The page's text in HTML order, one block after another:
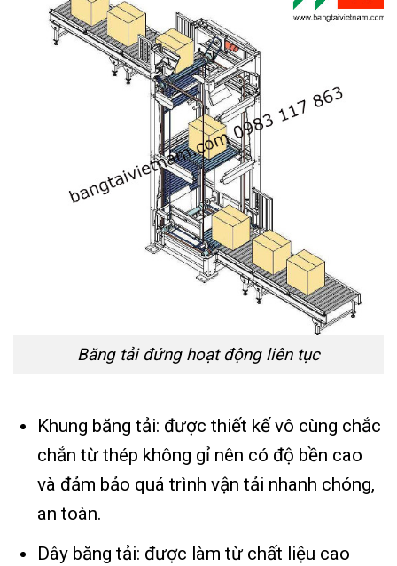
Băng tải đứng hoạt động liên tục
Khung băng tải: được thiết kế vô cùng chắc
chắn từ thép không gỉ nên có độ bền cao
và đảm bảo quá trình vận tải nhanh chóng,
an toàn.
Dây băng tải: được làm từ chất liệu cao